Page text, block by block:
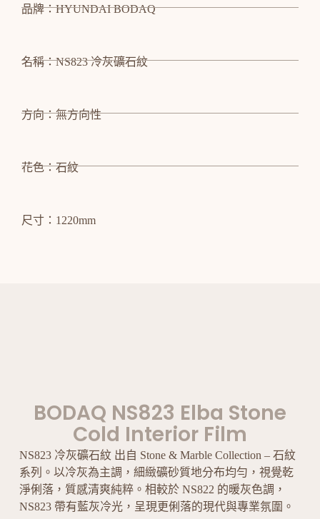
品牌：HYUNDAI BODAQ
名稱：NS823 冷灰礦石紋
方向：無方向性
花色：石紋
尺寸：1220mm
BODAQ NS823 Elba Stone
Cold Interior Film
NS823 冷灰礦石紋 出自 Stone & Marble Collection – 石紋
系列。以冷灰為主調，細緻礦砂質地分布均勻，視覺乾
淨俐落，質感清爽純粹。相較於 NS822 的暖灰色調，
NS823 帶有藍灰冷光，呈現更俐落的現代與專業氛圍。